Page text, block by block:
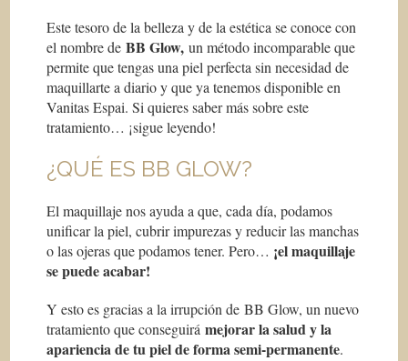
Este tesoro de la belleza y de la estética se conoce con
el nombre de BB Glow, un método incomparable que
permite que tengas una piel perfecta sin necesidad de
maquillarte a diario y que ya tenemos disponible en
Vanitas Espai. Si quieres saber más sobre este
tratamiento… ¡sigue leyendo!
¿QUÉ ES BB GLOW?
El maquillaje nos ayuda a que, cada día, podamos
unificar la piel, cubrir impurezas y reducir las manchas
o las ojeras que podamos tener. Pero… ¡el maquillaje
se puede acabar!
Y esto es gracias a la irrupción de BB Glow, un nuevo
tratamiento que conseguirá mejorar la salud y la
apariencia de tu piel de forma semi-permanente.